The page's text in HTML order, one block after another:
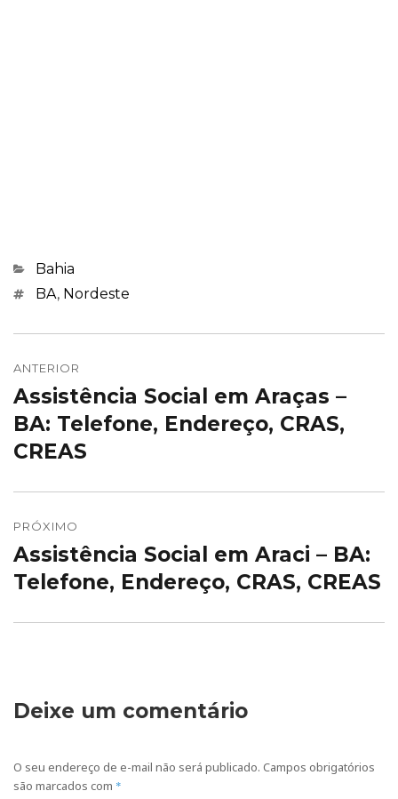
Categorias
Bahia
Marcações
BA, Nordeste
de
Post
ANTERIOR
Post
anterior:
Assistência Social em Araças –
BA: Telefone, Endereço, CRAS,
CREAS
PRÓXIMO
Próximo
post:
Assistência Social em Araci – BA:
Telefone, Endereço, CRAS, CREAS
Deixe um comentário
O seu endereço de e-mail não será publicado. Campos obrigatórios
são marcados com *